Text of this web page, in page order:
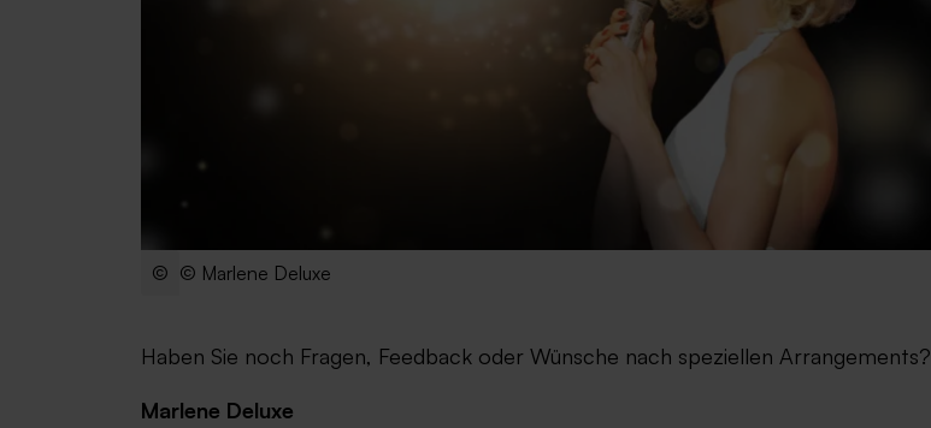
© Marlene Deluxe
Haben Sie noch Fragen, Feedback oder Wünsche nach speziellen Arrangements?
Marlene Deluxe